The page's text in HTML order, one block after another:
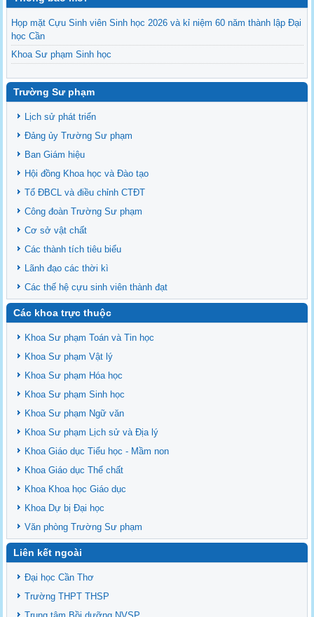
Họp mặt Cựu Sinh viên Sinh học 2026 và kỉ niệm 60 năm thành lập Đại
học Cần
Khoa Sư phạm Sinh học
Mời họp mặt Cựu Sinh viên Bộ môn Sư phạm Sinh học 2024
Trường Sư phạm
Lịch sử phát triển
Đảng ủy Trường Sư phạm
Ban Giám hiệu
Hội đồng Khoa học và Đào tạo
Tổ ĐBCL và điều chỉnh CTĐT
Công đoàn Trường Sư phạm
Cơ sở vật chất
Các thành tích tiêu biểu
Lãnh đạo các thời kì
Các thế hệ cựu sinh viên thành đạt
Các khoa trực thuộc
Khoa Sư phạm Toán và Tin học
Khoa Sư phạm Vật lý
Khoa Sư phạm Hóa học
Khoa Sư phạm Sinh học
Khoa Sư phạm Ngữ văn
Khoa Sư phạm Lịch sử và Địa lý
Khoa Giáo dục Tiểu học - Mầm non
Khoa Giáo dục Thể chất
Khoa Khoa học Giáo dục
Khoa Dự bị Đại học
Văn phòng Trường Sư phạm
Liên kết ngoài
Đại học Cần Thơ
Trường THPT THSP